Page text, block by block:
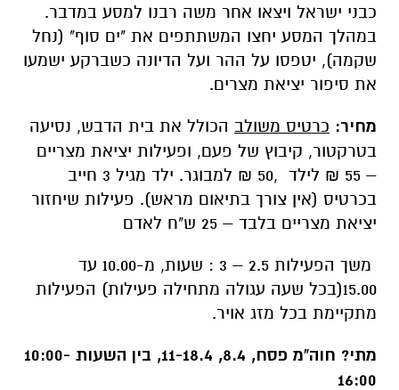
כבני ישראל ויצאו אחר משה רבנו למסע במדבר.
במהלך המסע יחצו המשתתפים את "ים סוף" (נחל
שקמה), יטפסו על ההר ועל הדיונה כשברקע ישמעו
את סיפור יציאת מצרים.
מחיר: כרטיס משולב הכולל את בית הדבש, נסיעה
בטרקטור, קיבוץ של פעם, ופעילות יציאת מצריים
– 55 ₪ לילד ,50 ₪ למבוגר. ילד מגיל 3 חייב
בכרטיס (אין צורך בתיאום מראש). פעילות שיחזור
יציאת מצריים בלבד – 25 ש"ח לאדם
משך הפעילות 2.5 – 3 : שעות, מ-10.00 עד
15.00(בכל שעה עגולה מתחילה פעילות) הפעילות
מתקיימת בכל מזג אויר.
מתי?
חוה"מ פסח, 8.4, 11-18.4, בין השעות 10:00-
16:00